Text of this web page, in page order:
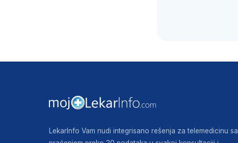
LekarInfo Vam nudi integrisano rešenja za telemedicinu sa